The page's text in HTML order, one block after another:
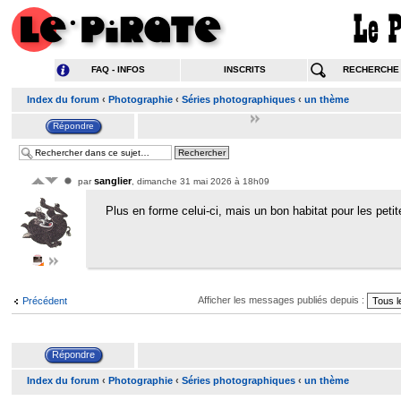
FAQ - INFOS INSCRITS RECHERCHE
Index du forum ‹ Photographie ‹ Séries photographiques ‹ un thème
parsanglier, dimanche 31 mai 2026 à 18h09
Plus en forme celui-ci, mais un bon habitat pour les
Précédent Afficher les messages publiés depuis :
Index du forum ‹ Photographie ‹ Séries photographiques ‹ un thème